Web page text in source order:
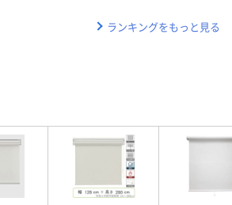
ランキングをもっと見る